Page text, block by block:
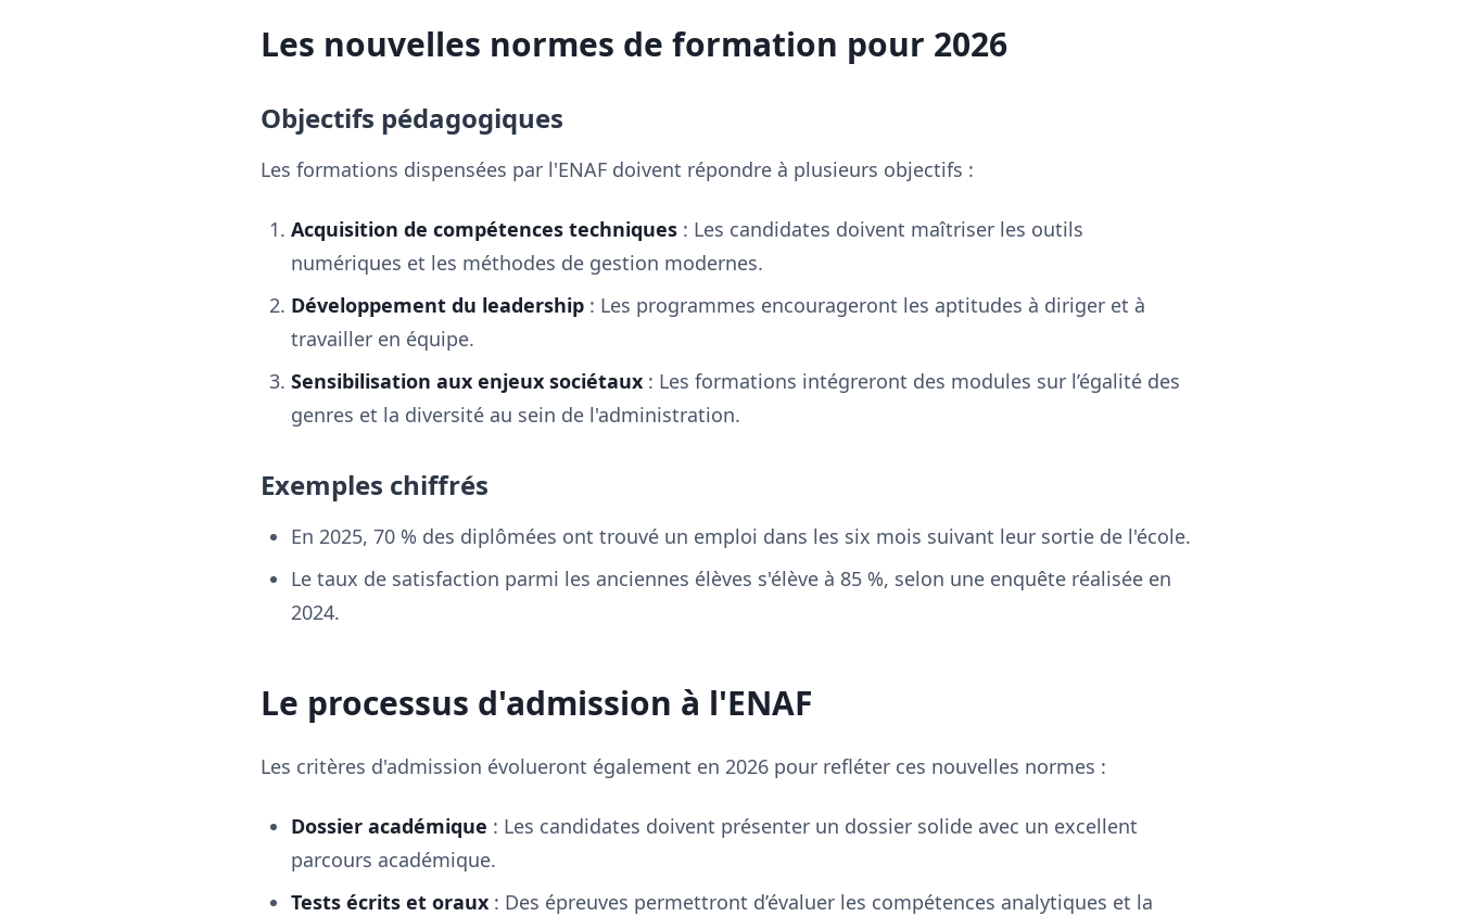
Les nouvelles normes de formation pour 2026
Objectifs pédagogiques
Les formations dispensées par l'ENAF doivent répondre à plusieurs objectifs :
Acquisition de compétences techniques : Les candidates doivent maîtriser les outils
numériques et les méthodes de gestion modernes.
Développement du leadership : Les programmes encourageront les aptitudes à diriger et à
travailler en équipe.
Sensibilisation aux enjeux sociétaux : Les formations intégreront des modules sur l’égalité des
genres et la diversité au sein de l'administration.
Exemples chiffrés
En 2025, 70 % des diplômées ont trouvé un emploi dans les six mois suivant leur sortie de l'école.
Le taux de satisfaction parmi les anciennes élèves s'élève à 85 %, selon une enquête réalisée en
2024.
Le processus d'admission à l'ENAF
Les critères d'admission évolueront également en 2026 pour refléter ces nouvelles normes :
Dossier académique : Les candidates doivent présenter un dossier solide avec un excellent
parcours académique.
Tests écrits et oraux : Des épreuves permettront d’évaluer les compétences analytiques et la